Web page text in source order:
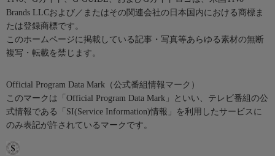
Brands LLCおよび／またはその関連会社の日本国内における商標ま
たは登録商標です。
このホームページに掲載している記事・写真等あらゆる素材の無断
複写・転載を禁じます。
Official Program Data Mark（公式番組情報マーク）
このマークは「Official Program Data Mark」といい、テレビ番組の公
式情報である「SI(Service Information)情報」を利用したサービスに
のみ表記が許されているマークです。